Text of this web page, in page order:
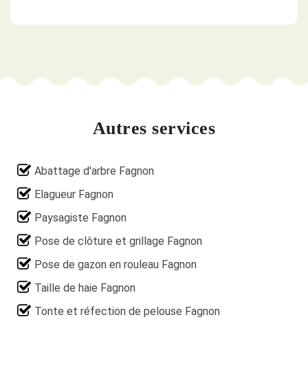
Autres services
Abattage d'arbre Fagnon
Elagueur Fagnon
Paysagiste Fagnon
Pose de clôture et grillage Fagnon
Pose de gazon en rouleau Fagnon
Taille de haie Fagnon
Tonte et réfection de pelouse Fagnon